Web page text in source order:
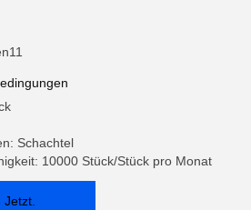
Schachtel
10000 Stück/Stück pro Monat